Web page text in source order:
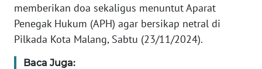
memberikan doa sekaligus menuntut Aparat
Penegak Hukum (APH) agar bersikap netral di
Pilkada Kota Malang, Sabtu (23/11/2024).
Baca Juga:
KONTAK
KAMI
IKLAN